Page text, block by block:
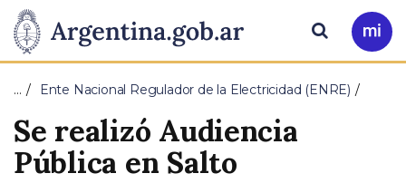
Presidencia
de
la
Nación
Pasar al contenido principal
Ir
a
Buscar
… Ente Nacional Regulador de la Electricidad (ENRE)
Se realizó Audiencia
Pública en Salto